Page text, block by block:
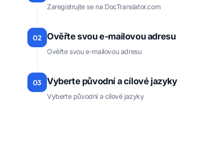
Zaregistrujte se na DocTranslator.com
02 Ověřte svou e-mailovou adresu
Ověřte svou e-mailovou adresu
03 Vyberte původní a cílové jazyky
Vyberte původní a cílové jazyky